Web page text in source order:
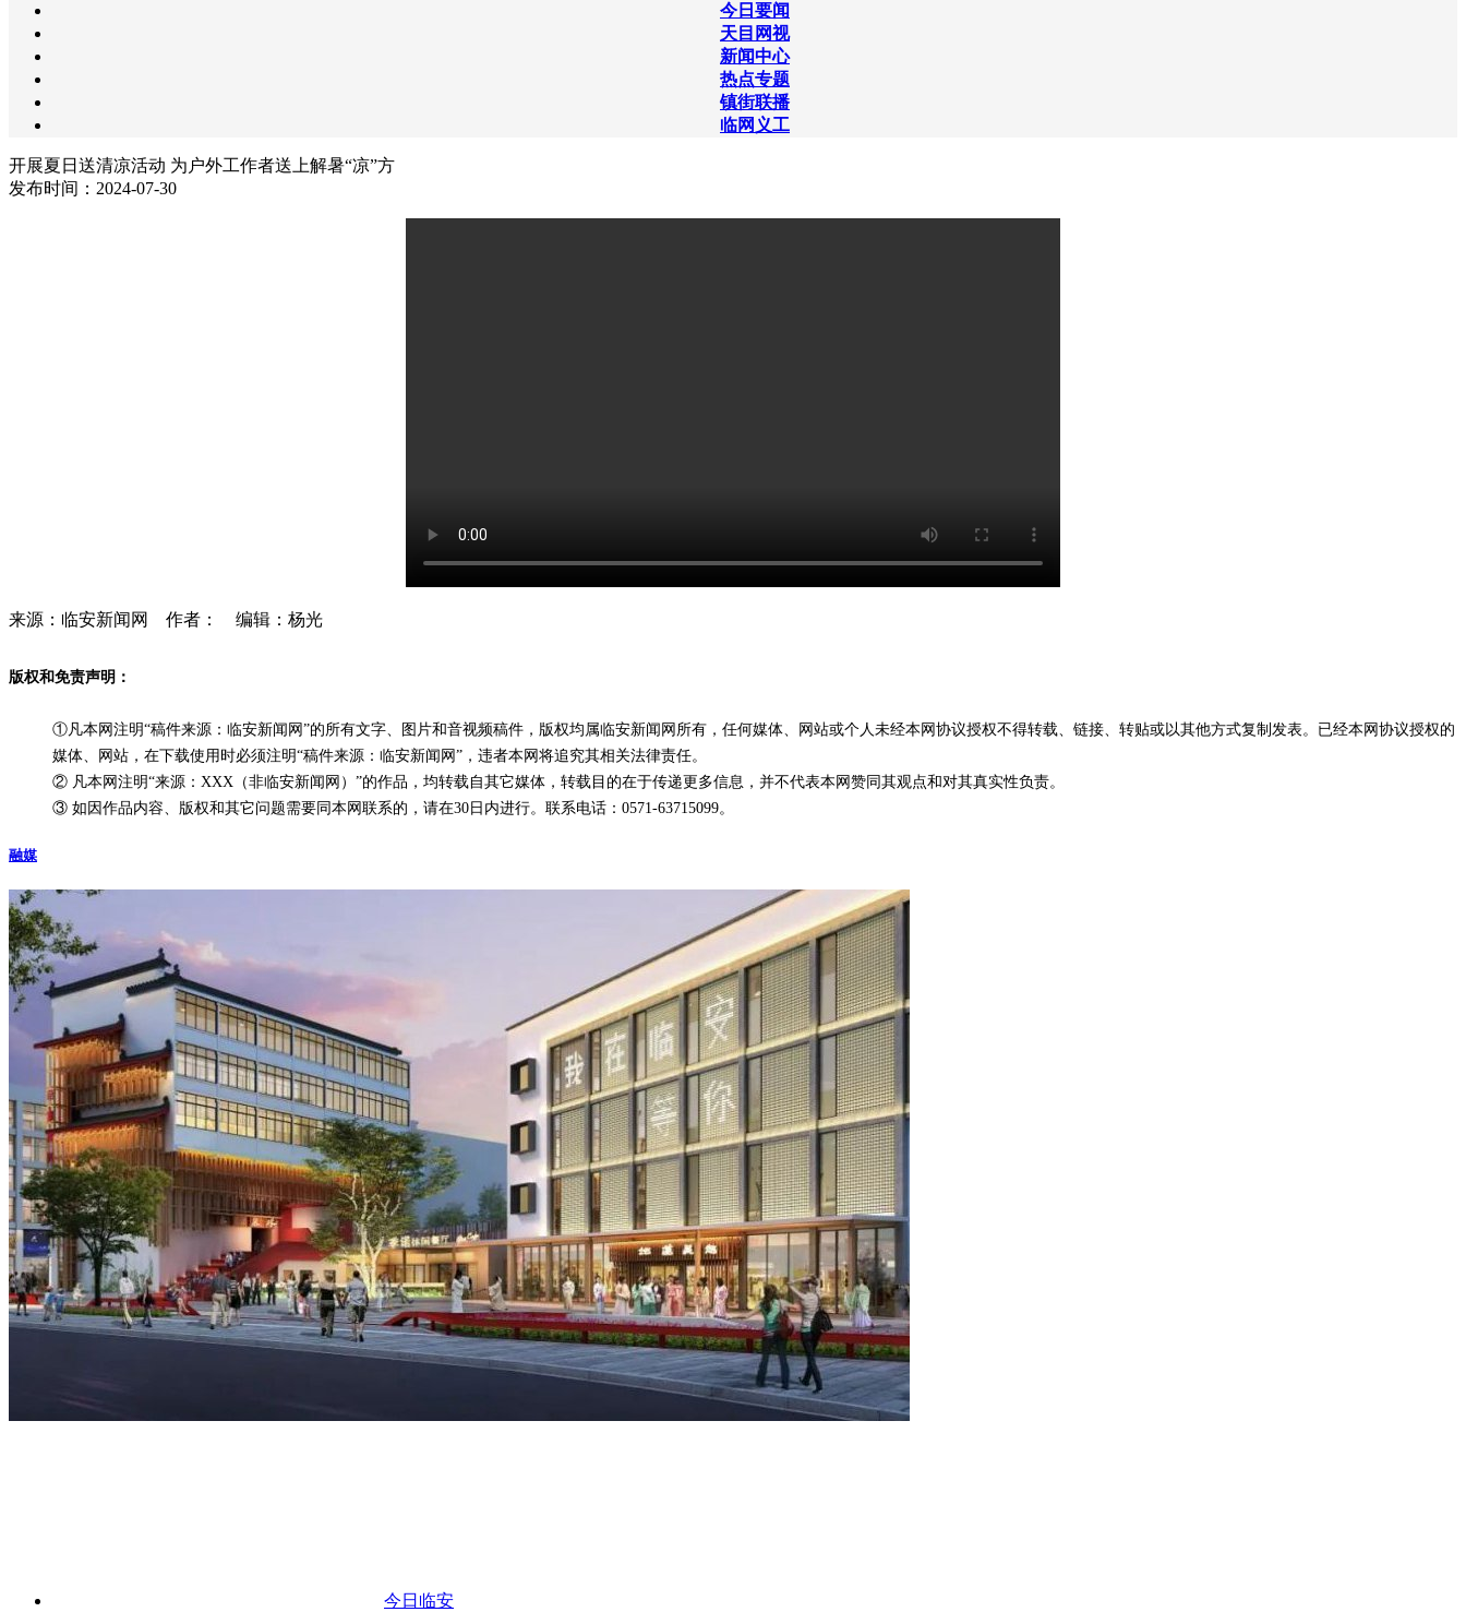
今日要闻
天目网视
新闻中心
热点专题
镇街联播
临网义工
开展夏日送清凉活动 为户外工作者送上解暑“凉”方
发布时间：2024-07-30
来源：临安新闻网 作者： 编辑：杨光
版权和免责声明：
①凡本网注明“稿件来源：临安新闻网”的所有文字、图片和音视频稿件，版权均属临安新闻网所有，任何媒体、网站或个人未经本网协议授权不得转载、链接、转贴或以其他方式复制发表。已经本网协议授权的
媒体、网站，在下载使用时必须注明“稿件来源：临安新闻网”，违者本网将追究其相关法律责任。
② 凡本网注明“来源：XXX（非临安新闻网）”的作品，均转载自其它媒体，转载目的在于传递更多信息，并不代表本网赞同其观点和对其真实性负责。
③ 如因作品内容、版权和其它问题需要同本网联系的，请在30日内进行。联系电话：0571-63715099。
融媒
今日临安